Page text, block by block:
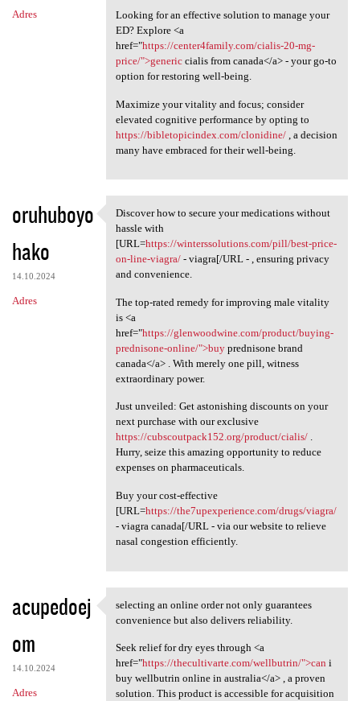
Adres
Looking for an effective solution to manage your
ED? Explore <a
href="https://center4family.com/cialis-20-mg-
price/">genericcialis from canada</a> - your go-to
option for restoring well-being.
Maximize your vitality and focus; consider
elevated cognitive performance by opting to
https://bibletopicindex.com/clonidine/, a decision
many have embraced for their well-being.
oruhuboyo
hako
14.10.2024
Adres
Discover how to secure your
Discover how to secure your medications without
hassle with
[URL=https://winterssolutions.com/pill/best-price-
on-line-viagra/- viagra[/URL - , ensuring privacy
and convenience.
The top-rated remedy for improving male vitality
is <a
href="https://glenwoodwine.com/product/buying-
prednisone-online/">buyprednisone brand
canada</a> . With merely one pill, witness
extraordinary power.
Just unveiled: Get astonishing discounts on your
next purchase with our exclusive
https://cubscoutpack152.org/product/cialis/.
Hurry, seize this amazing opportunity to reduce
expenses on pharmaceuticals.
Buy your cost-effective
[URL=https://the7upexperience.com/drugs/viagra/
- viagra canada[/URL - via our website to relieve
nasal congestion efficiently.
acupedoej
om
14.10.2024
Adres
selecting an online order not
selecting an online order not only guarantees
convenience but also delivers reliability.
Seek relief for dry eyes through <a
href="https://thecultivarte.com/wellbutrin/">can i
buy wellbutrin online in australia</a> , a proven
solution. This product is accessible for acquisition